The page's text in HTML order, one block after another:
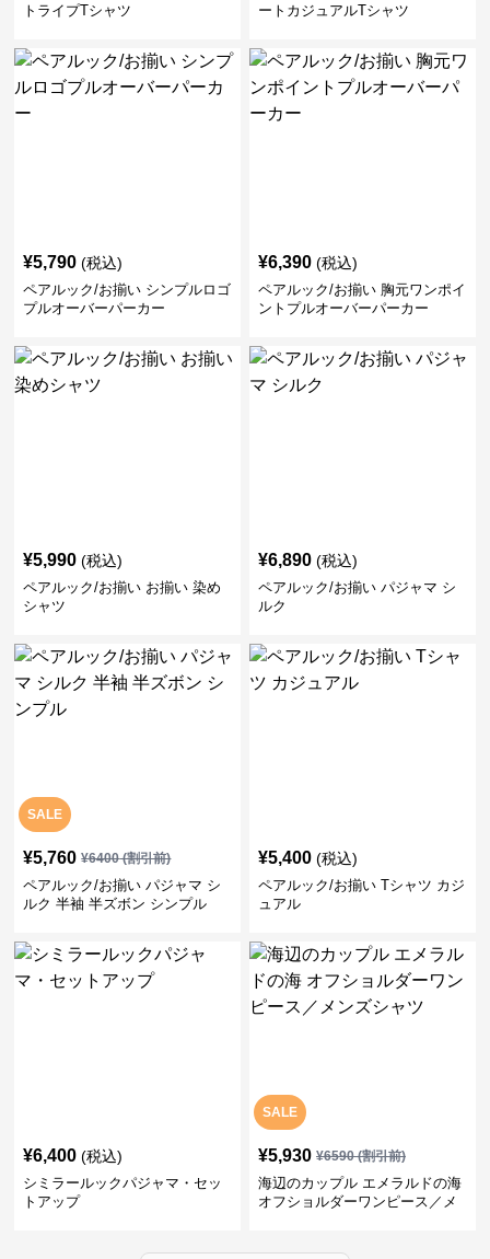
トライプTシャツ ートカジュアルTシャツ
¥5,790 (税込)
ペアルック/お揃い シンプルロゴ
プルオーバーパーカー
¥6,390 (税込)
ペアルック/お揃い 胸元ワンポイ
ントプルオーバーパーカー
¥5,990 (税込)
ペアルック/お揃い お揃い 染め
シャツ
¥6,890 (税込)
ペアルック/お揃い パジャマ シ
ルク
SALE
¥5,760 ¥6400(割引前)
ペアルック/お揃い パジャマ シ
ルク 半袖 半ズボン シンプル
¥5,400 (税込)
ペアルック/お揃い Tシャツ カジ
ュアル
¥6,400 (税込)
シミラールックパジャマ・セッ
トアップ
SALE
¥5,930 ¥6590(割引前)
海辺のカップル エメラルドの海
オフショルダーワンピース／メ